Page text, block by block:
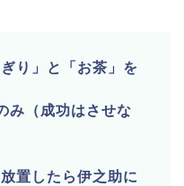
り」と「お茶」を
み（成功はさせな
置したら伊之助に